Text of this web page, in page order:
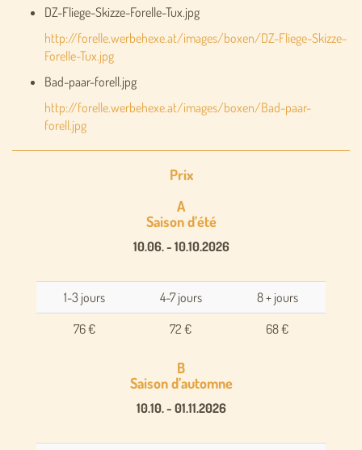
DZ-Fliege-Skizze-Forelle-Tux.jpg
http://forelle.werbehexe.at/images/boxen/DZ-Fliege-Skizze-
Forelle-Tux.jpg
Bad-paar-forell.jpg
http://forelle.werbehexe.at/images/boxen/Bad-paar-
forell.jpg
Prix
A
Saison d’été
10.06. - 10.10.2026
1-3 jours 4-7 jours
8 + jours
76 €
72 € 68 €
B
Saison d’automne
10.10. - 01.11.2026